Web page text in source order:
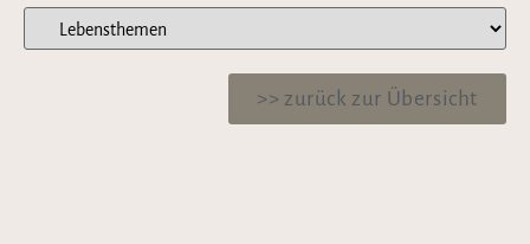
>> zurück zur Übersicht